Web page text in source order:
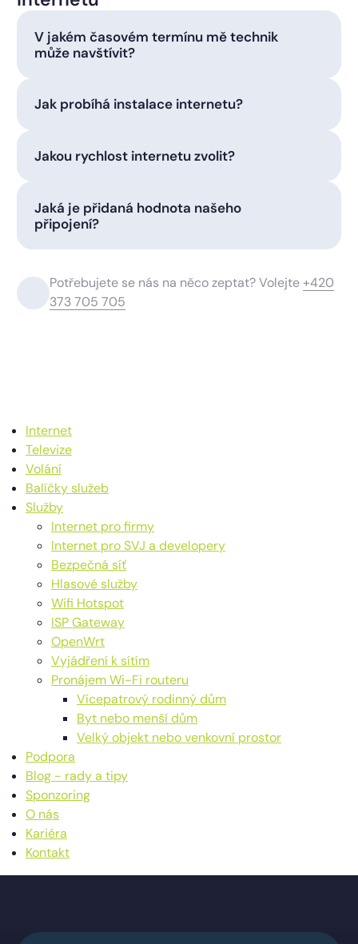
V jakém časovém termínu mě technik
může navštívit?
Jak probíhá instalace internetu?
Jakou rychlost internetu zvolit?
Jaká je přidaná hodnota našeho
připojení?
Potřebujete se nás na něco zeptat? Volejte+420
373 705 705
Internet
Televize
Volání
Balíčky služeb
Služby
Internet pro firmy
Internet pro SVJ a developery
Bezpečná síť
Hlasové služby
Wifi Hotspot
ISP Gateway
OpenWrt
Vyjádření k sítím
Pronájem Wi-Fi routeru
Vícepatrový rodinný dům
Byt nebo menší dům
Velký objekt nebo venkovní prostor
Podpora
Blog - rady a tipy
Sponzoring
O nás
Kariéra
Kontakt